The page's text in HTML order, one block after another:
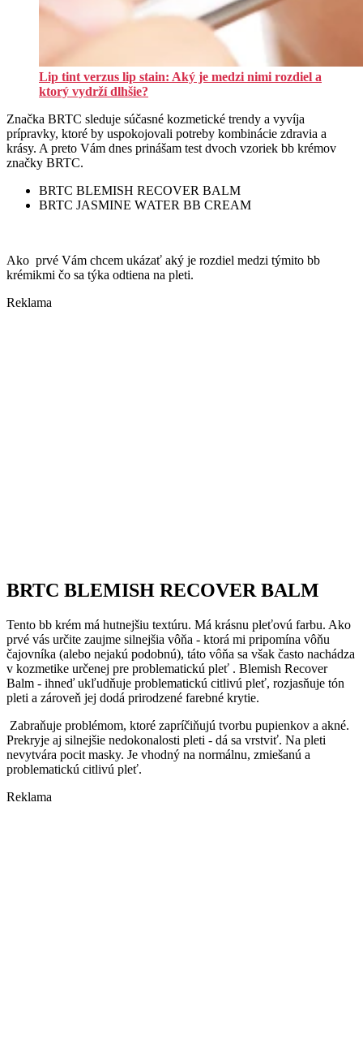
Lip tint verzus lip stain: Aký je medzi nimi rozdiel a
ktorý vydrží dlhšie?
Značka BRTC sleduje súčasné kozmetické trendy a vyvíja
prípravky, ktoré by uspokojovali potreby kombinácie zdravia a
krásy. A preto Vám dnes prinášam test dvoch vzoriek bb krémov
značky BRTC.
BRTC BLEMISH RECOVER BALM
BRTC JASMINE WATER BB CREAM
Ako prvé Vám chcem ukázať aký je rozdiel medzi týmito bb
krémikmi čo sa týka odtiena na pleti.
Reklama
BRTC BLEMISH RECOVER BALM
Tento bb krém má hutnejšiu textúru. Má krásnu pleťovú farbu. Ako
prvé vás určite zaujme silnejšia vôňa - ktorá mi pripomína vôňu
čajovníka (alebo nejakú podobnú), táto vôňa sa však často nachádza
v kozmetike určenej pre problematickú pleť . Blemish Recover
Balm - ihneď ukľudňuje problematickú citlivú pleť, rozjasňuje tón
pleti a zároveň jej dodá prirodzené farebné krytie.
Zabraňuje problémom, ktoré zapríčiňujú tvorbu pupienkov a akné.
Prekryje aj silnejšie nedokonalosti pleti - dá sa vrstviť. Na pleti
nevytvára pocit masky. Je vhodný na normálnu, zmiešanú a
problematickú citlivú pleť.
Reklama